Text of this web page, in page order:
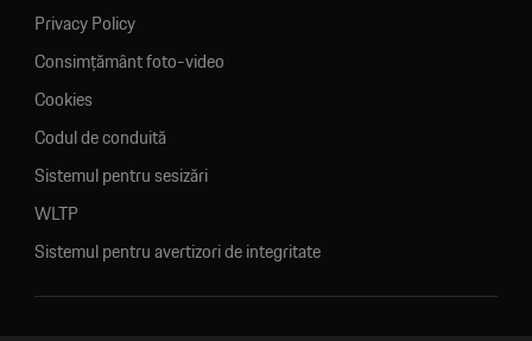
Privacy Policy
Consimțământ foto-video
Cookies
Codul de conduită
Sistemul pentru sesizări
WLTP
Sistemul pentru avertizori de integritate